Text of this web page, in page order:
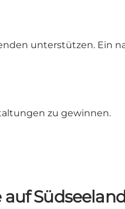
unterstützen. Ein
zu gewinnen.